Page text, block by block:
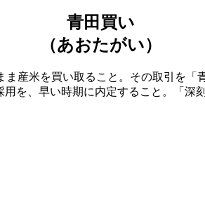
青田買い
（あおたがい）
産米を買い取ること。その取引を
を、早い時期に内定すること。「